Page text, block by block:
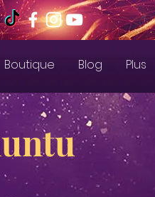
Boutique Blog Plus